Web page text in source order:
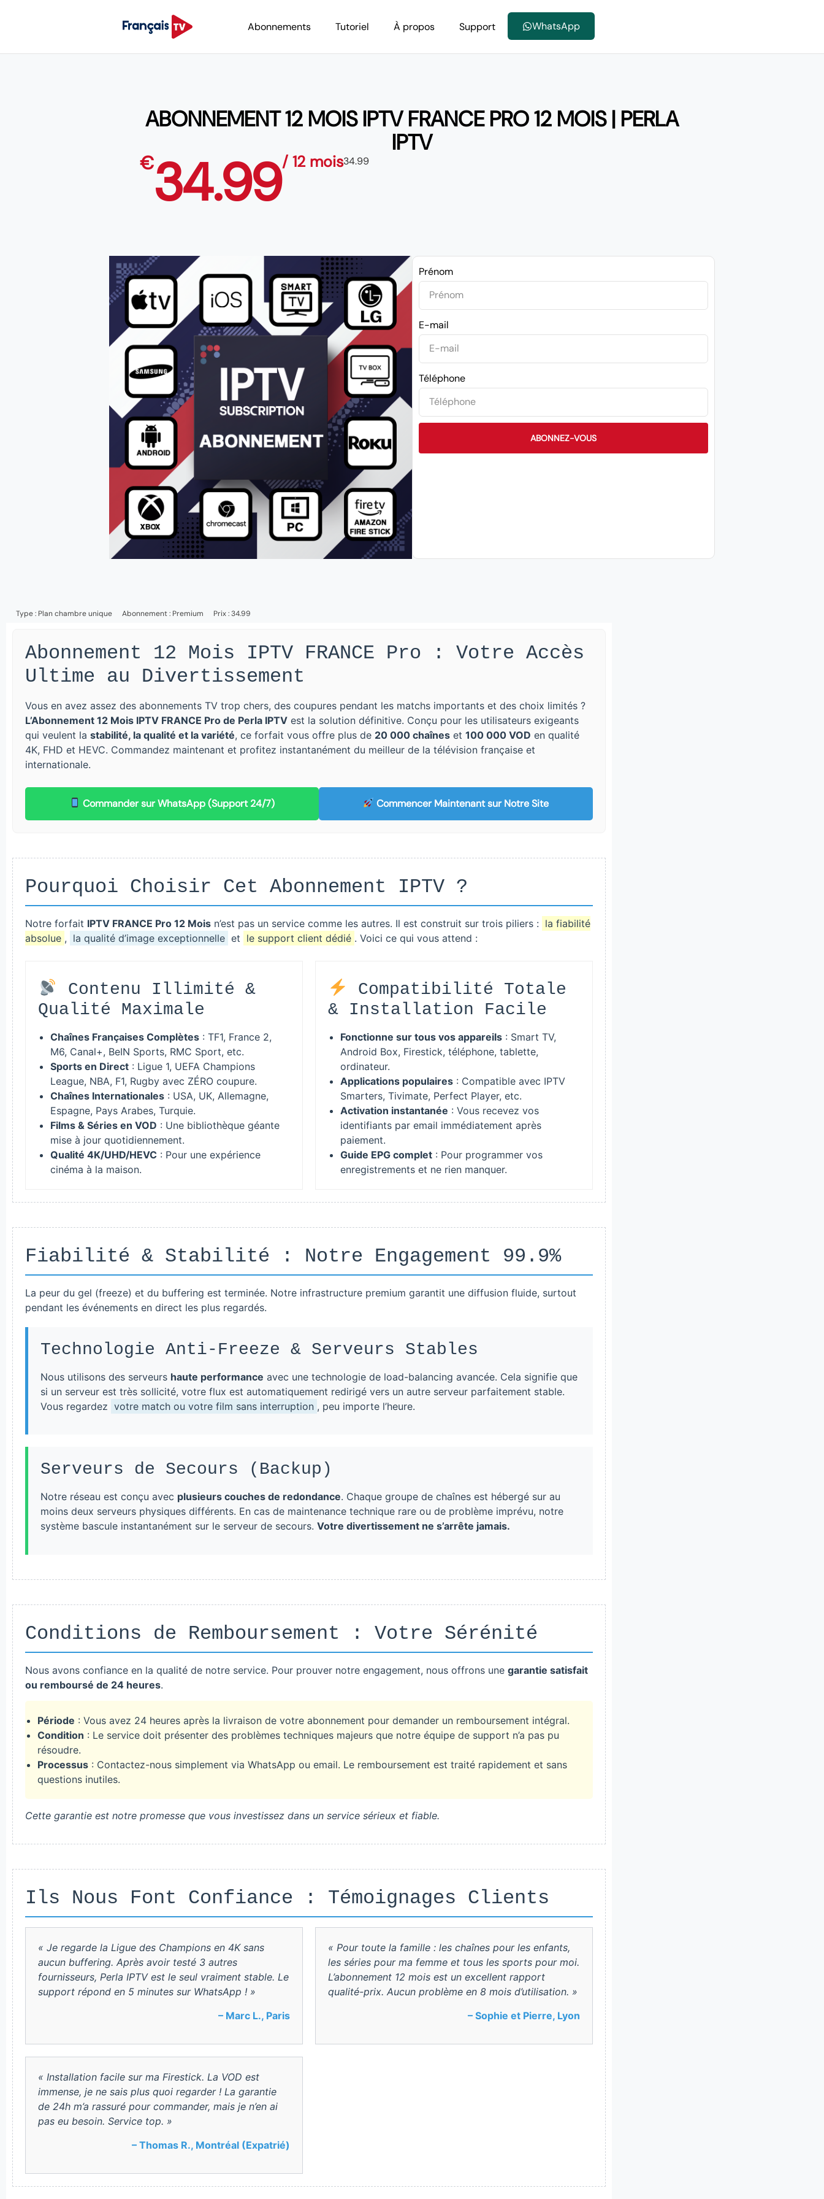
Abonnements Tutoriel À propos Support WhatsApp
ABONNEMENT 12 MOIS IPTV FRANCE PRO 12 MOIS | PERLA
IPTV
€34.99/ 12 mois34.99
Prénom
E-mail
Téléphone
ABONNEZ-VOUS
Type : Plan chambre unique Abonnement : Premium Prix : 34.99
Abonnement 12 Mois IPTV FRANCE Pro : Votre Accès
Ultime au Divertissement
Vous en avez assez des abonnements TV trop chers, des coupures pendant les matchs importants et des choix limités ?
L’Abonnement 12 Mois IPTV FRANCE Pro de Perla IPTV est la solution définitive. Conçu pour les utilisateurs exigeants
qui veulent la stabilité, la qualité et la variété, ce forfait vous offre plus de 20 000 chaînes et 100 000 VOD en qualité
4K, FHD et HEVC. Commandez maintenant et profitez instantanément du meilleur de la télévision française et
internationale.
Commander sur WhatsApp (Support 24/7) Commencer Maintenant sur Notre Site
Pourquoi Choisir Cet Abonnement IPTV ?
Notre forfait IPTV FRANCE Pro 12 Mois n’est pas un service comme les autres. Il est construit sur trois piliers : la fiabilité
absolue , la qualité d’image exceptionnelle et le support client dédié . Voici ce qui vous attend :
Contenu Illimité &
Qualité Maximale
Chaînes Françaises Complètes : TF1, France 2,
M6, Canal+, BeIN Sports, RMC Sport, etc.
Sports en Direct : Ligue 1, UEFA Champions
League, NBA, F1, Rugby avec ZÉRO coupure.
Chaînes Internationales : USA, UK, Allemagne,
Espagne, Pays Arabes, Turquie.
Films & Séries en VOD : Une bibliothèque géante
mise à jour quotidiennement.
Qualité 4K/UHD/HEVC : Pour une expérience
cinéma à la maison.
Compatibilité Totale
& Installation Facile
Fonctionne sur tous vos appareils : Smart TV,
Android Box, Firestick, téléphone, tablette,
ordinateur.
Applications populaires : Compatible avec IPTV
Smarters, Tivimate, Perfect Player, etc.
Activation instantanée : Vous recevez vos
identifiants par email immédiatement après
paiement.
Guide EPG complet : Pour programmer vos
enregistrements et ne rien manquer.
Fiabilité & Stabilité : Notre Engagement 99.9%
La peur du gel (freeze) et du buffering est terminée. Notre infrastructure premium garantit une diffusion fluide, surtout
pendant les événements en direct les plus regardés.
Technologie Anti-Freeze & Serveurs Stables
Nous utilisons des serveurs haute performance avec une technologie de load-balancing avancée. Cela signifie que
si un serveur est très sollicité, votre flux est automatiquement redirigé vers un autre serveur parfaitement stable.
Vous regardez votre match ou votre film sans interruption , peu importe l’heure.
Serveurs de Secours (Backup)
Notre réseau est conçu avec plusieurs couches de redondance. Chaque groupe de chaînes est hébergé sur au
moins deux serveurs physiques différents. En cas de maintenance technique rare ou de problème imprévu, notre
système bascule instantanément sur le serveur de secours. Votre divertissement ne s’arrête jamais.
Conditions de Remboursement : Votre Sérénité
Nous avons confiance en la qualité de notre service. Pour prouver notre engagement, nous offrons une garantie satisfait
ou remboursé de 24 heures.
Période : Vous avez 24 heures après la livraison de votre abonnement pour demander un remboursement intégral.
Condition : Le service doit présenter des problèmes techniques majeurs que notre équipe de support n’a pas pu
résoudre.
Processus : Contactez-nous simplement via WhatsApp ou email. Le remboursement est traité rapidement et sans
questions inutiles.
Cette garantie est notre promesse que vous investissez dans un service sérieux et fiable.
Ils Nous Font Confiance : Témoignages Clients
« Je regarde la Ligue des Champions en 4K sans
aucun buffering. Après avoir testé 3 autres
fournisseurs, Perla IPTV est le seul vraiment stable. Le
support répond en 5 minutes sur WhatsApp ! »
– Marc L., Paris
« Pour toute la famille : les chaînes pour les enfants,
les séries pour ma femme et tous les sports pour moi.
L’abonnement 12 mois est un excellent rapport
qualité-prix. Aucun problème en 8 mois d’utilisation. »
– Sophie et Pierre, Lyon
« Installation facile sur ma Firestick. La VOD est
immense, je ne sais plus quoi regarder ! La garantie
de 24h m’a rassuré pour commander, mais je n’en ai
pas eu besoin. Service top. »
– Thomas R., Montréal (Expatrié)